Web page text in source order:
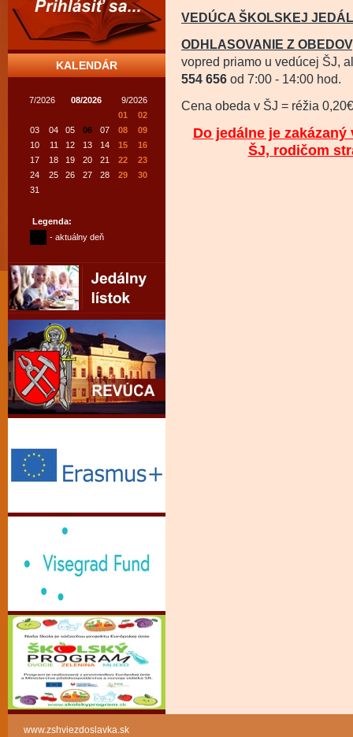
KALENDÁR
7/2026 08/2026
9/2026
01
02
03
04 05 06 07 08
09
10
11 12 13 14 15
16
17
18 19 20 21 22
23
24
25 26 27 28 29
30
31
Legenda:
- aktuálny deň
VEDÚCA ŠKOLSKEJ
ODHLASOVANIE Z OBEDOV
vopred priamo u vedúcej ŠJ,
554 656 od 7:00 - 14:00 hod.
Cena obeda v ŠJ = réžia
Do jedálne je
ŠJ, rodičom
www.zshviezdoslavka.sk